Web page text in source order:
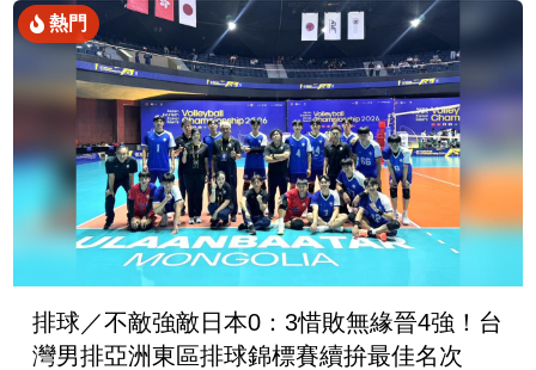
熱門
排球／不敵強敵日本0：3惜敗無緣晉4強！台
灣男排亞洲東區排球錦標賽續拚最佳名次